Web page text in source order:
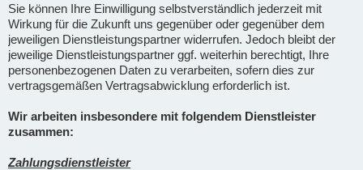
Sie können Ihre Einwilligung selbstverständlich jederzeit mit
Wirkung für die Zukunft uns gegenüber oder gegenüber dem
jeweiligen Dienstleistungspartner widerrufen. Jedoch bleibt der
jeweilige Dienstleistungspartner ggf. weiterhin berechtigt, Ihre
personenbezogenen Daten zu verarbeiten, sofern dies zur
vertragsgemäßen Vertragsabwicklung erforderlich ist.
Wir arbeiten insbesondere mit folgendem Dienstleister
zusammen:
Zahlungsdienstleister